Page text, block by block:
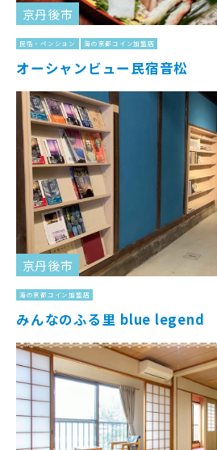
京丹後市
民宿・ペンション 海の京都コイン加盟店
オーシャンビュー民宿音松
京丹後市
海の京都コイン加盟店
みんなのふる里 blue legend